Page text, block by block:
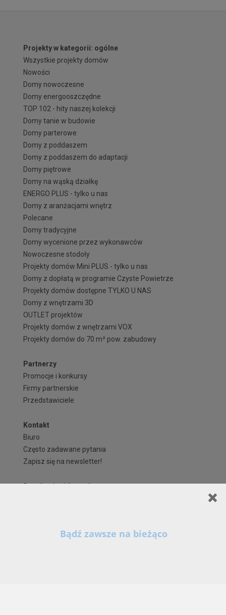
Projekty w kategorii: ogólne
Wszystkie projekty domów
Nowości
Domy nowoczesne
Domy energooszczędne
TOP 102 - hity naszej kolekcji
Domy tanie w budowie
Domy parterowe
Domy z poddaszem
Domy z poddaszem do adaptacji
Domy piętrowe
Domy na wąską działkę
ENERGO PLUS - tylko u nas
Domy z aranżacjami wnętrz
Polecane
Domy tradycyjne
Domy wycenione przez wykonawców
Nowoczesne stodoły
Projekty domów Mini PLUS - tylko u nas
Domy z dopłatą w programie Czyste Powietrze
Projekty domów dostępne TYLKO U NAS
Domy z wnętrzami 3D
OUTLET projektów
Projekty domów z wnętrzami VOX
Projekty domów do 70 m² pow. zabudowy
Partnerzy
Promocje i konkursy
Firmy partnerskie
Przedstawiciele
Kontakt
Biuro
Często zadawane pytania
Zapisz się na newsletter!
Regulaminy i formularze
Koszty i forma dostawy